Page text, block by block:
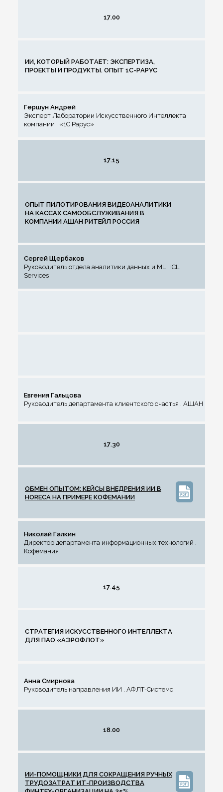
17.00
ИИ, КОТОРЫЙ РАБОТАЕТ: ЭКСПЕРТИЗА,
ПРОЕКТЫ И ПРОДУКТЫ. ОПЫТ 1С-РАРУС
Гершун Андрей
Эксперт Лаборатории Искусственного Интеллекта
компании . «1С Рарус»
17.15
ОПЫТ ПИЛОТИРОВАНИЯ ВИДЕОАНАЛИТИКИ
НА КАССАХ САМООБСЛУЖИВАНИЯ В
КОМПАНИИ АШАН РИТЕЙЛ РОССИЯ
Сергей Щербаков
Руководитель отдела аналитики данных и ML . ICL
Services
Евгения Гальцова
Руководитель департамента клиентского счастья . АШАН
17.30
ОБМЕН ОПЫТОМ: КЕЙСЫ ВНЕДРЕНИЯ ИИ В
HORECA НА ПРИМЕРЕ КОФЕМАНИИ
Николай Галкин
Директор департамента информационных технологий .
Кофемания
17.45
СТРАТЕГИЯ ИСКУССТВЕННОГО ИНТЕЛЛЕКТА
ДЛЯ ПАО «АЭРОФЛОТ»
Анна Смирнова
Руководитель направления ИИ . АФЛТ-Системс
18.00
ИИ-ПОМОЩНИКИ ДЛЯ СОКРАЩЕНИЯ РУЧНЫХ
ТРУДОЗАТРАТ ИТ-ПРОИЗВОДСТВА